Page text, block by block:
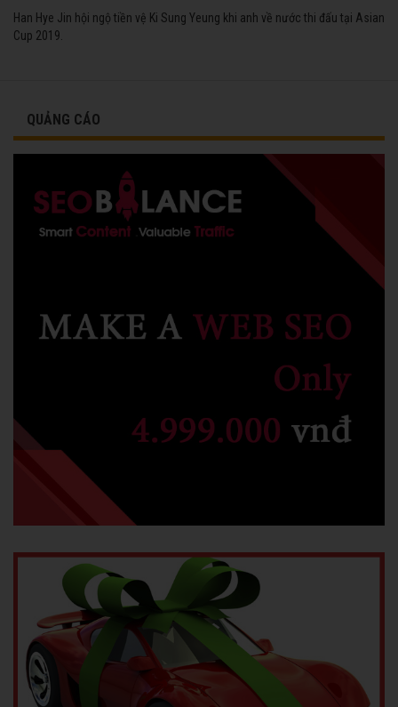
Han Hye Jin hội ngộ tiền vệ Ki Sung Yeung khi anh về nước thi đấu tại Asian
Cup 2019.
QUẢNG CÁO